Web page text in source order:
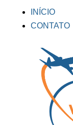
INÍCIO
CONTATO